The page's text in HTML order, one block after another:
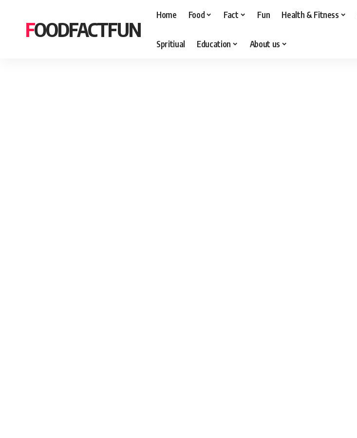
FOODFACTFUN
Home Food Fact Fun Health & Fitness
Spritiual Education About us